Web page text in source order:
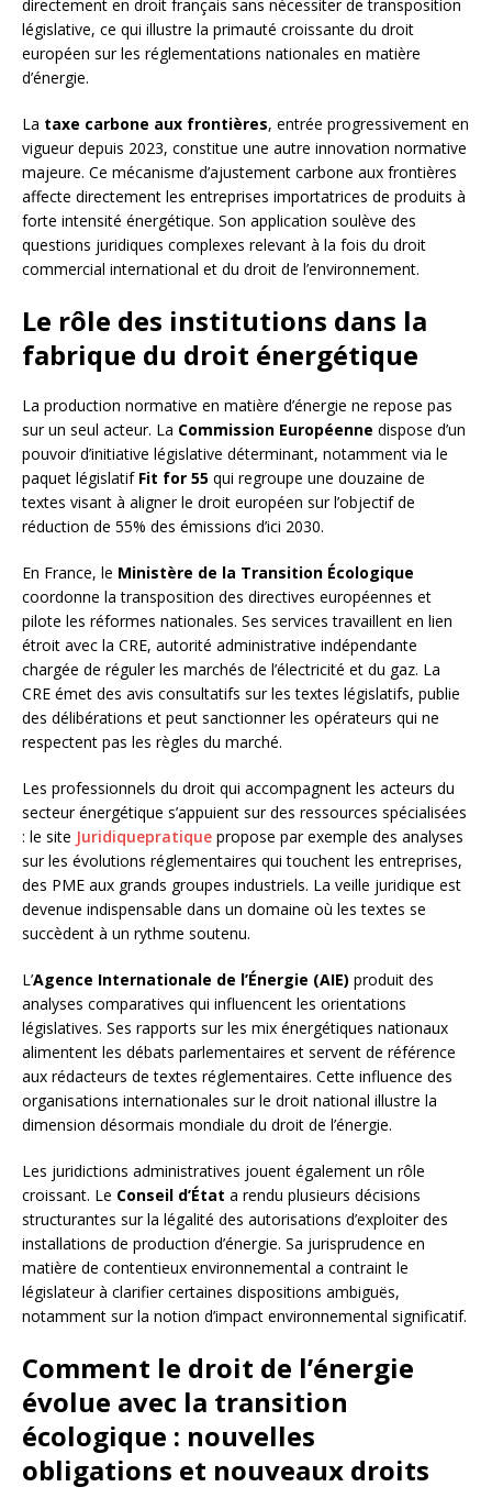
directement en droit français sans nécessiter de transposition
législative, ce qui illustre la primauté croissante du droit
européen sur les réglementations nationales en matière
d’énergie.
La taxe carbone aux frontières, entrée progressivement en
vigueur depuis 2023, constitue une autre innovation normative
majeure. Ce mécanisme d’ajustement carbone aux frontières
affecte directement les entreprises importatrices de produits à
forte intensité énergétique. Son application soulève des
questions juridiques complexes relevant à la fois du droit
commercial international et du droit de l’environnement.
Le rôle des institutions dans la
fabrique du droit énergétique
La production normative en matière d’énergie ne repose pas
sur un seul acteur. La Commission Européenne dispose d’un
pouvoir d’initiative législative déterminant, notamment via le
paquet législatif Fit for 55 qui regroupe une douzaine de
textes visant à aligner le droit européen sur l’objectif de
réduction de 55% des émissions d’ici 2030.
En France, le Ministère de la Transition Écologique
coordonne la transposition des directives européennes et
pilote les réformes nationales. Ses services travaillent en lien
étroit avec la CRE, autorité administrative indépendante
chargée de réguler les marchés de l’électricité et du gaz. La
CRE émet des avis consultatifs sur les textes législatifs, publie
des délibérations et peut sanctionner les opérateurs qui ne
respectent pas les règles du marché.
Les professionnels du droit qui accompagnent les acteurs du
secteur énergétique s’appuient sur des ressources spécialisées
: le site Juridiquepratique propose par exemple des analyses
sur les évolutions réglementaires qui touchent les entreprises,
des PME aux grands groupes industriels. La veille juridique est
devenue indispensable dans un domaine où les textes se
succèdent à un rythme soutenu.
L’Agence Internationale de l’Énergie (AIE) produit des
analyses comparatives qui influencent les orientations
législatives. Ses rapports sur les mix énergétiques nationaux
alimentent les débats parlementaires et servent de référence
aux rédacteurs de textes réglementaires. Cette influence des
organisations internationales sur le droit national illustre la
dimension désormais mondiale du droit de l’énergie.
Les juridictions administratives jouent également un rôle
croissant. Le Conseil d’État a rendu plusieurs décisions
structurantes sur la légalité des autorisations d’exploiter des
installations de production d’énergie. Sa jurisprudence en
matière de contentieux environnemental a contraint le
législateur à clarifier certaines dispositions ambiguës,
notamment sur la notion d’impact environnemental significatif.
Comment le droit de l’énergie
évolue avec la transition
écologique : nouvelles
obligations et nouveaux droits